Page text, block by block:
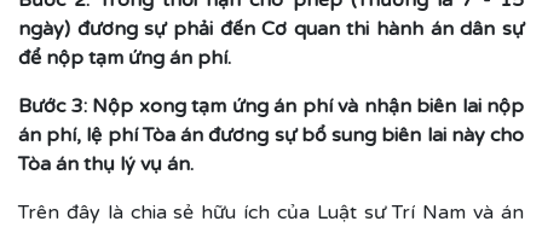
ngày) đương sự phải đến Cơ quan thi hành án dân sự
để nộp tạm ứng án phí.
Bước 3: Nộp xong tạm ứng án phí và nhận biên lai nộp
án phí, lệ phí Tòa án đương sự bổ sung biên lai này cho
Tòa án thụ lý vụ án.
Trên đây là chia sẻ hữu ích của Luật sư Trí Nam và án